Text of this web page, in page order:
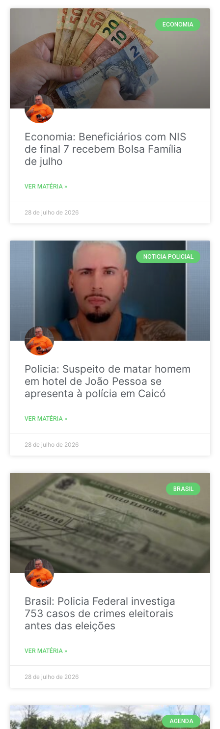
ECONOMIA
Economia: Beneficiários com NIS
de final 7 recebem Bolsa Família
de julho
VER MATÉRIA »
28 de julho de 2026
NOTICIA POLICIAL
Policia: Suspeito de matar homem
em hotel de João Pessoa se
apresenta à polícia em Caicó
VER MATÉRIA »
28 de julho de 2026
BRASIL
Brasil: Policia Federal investiga
753 casos de crimes eleitorais
antes das eleições
VER MATÉRIA »
28 de julho de 2026
AGENDA